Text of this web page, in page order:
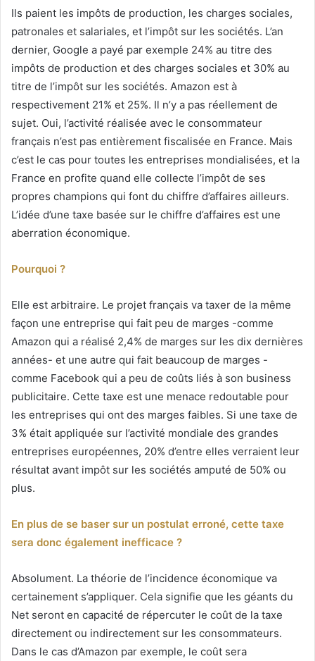
Ils paient les impôts de production, les charges sociales,
patronales et salariales, et l’impôt sur les sociétés. L’an
dernier, Google a payé par exemple 24% au titre des
impôts de production et des charges sociales et 30% au
titre de l’impôt sur les sociétés. Amazon est à
respectivement 21% et 25%. Il n’y a pas réellement de
sujet. Oui, l’activité réalisée avec le consommateur
français n’est pas entièrement fiscalisée en France. Mais
c’est le cas pour toutes les entreprises mondialisées, et la
France en profite quand elle collecte l’impôt de ses
propres champions qui font du chiffre d’affaires ailleurs.
L’idée d’une taxe basée sur le chiffre d’affaires est une
aberration économique.
Pourquoi ?
Elle est arbitraire. Le projet français va taxer de la même
façon une entreprise qui fait peu de marges -comme
Amazon qui a réalisé 2,4% de marges sur les dix dernières
années- et une autre qui fait beaucoup de marges -
comme Facebook qui a peu de coûts liés à son business
publicitaire. Cette taxe est une menace redoutable pour
les entreprises qui ont des marges faibles. Si une taxe de
3% était appliquée sur l’activité mondiale des grandes
entreprises européennes, 20% d’entre elles verraient leur
résultat avant impôt sur les sociétés amputé de 50% ou
plus.
En plus de se baser sur un postulat erroné, cette taxe
sera donc également inefficace ?
Absolument. La théorie de l’incidence économique va
certainement s’appliquer. Cela signifie que les géants du
Net seront en capacité de répercuter le coût de la taxe
directement ou indirectement sur les consommateurs.
Dans le cas d’Amazon par exemple, le coût sera